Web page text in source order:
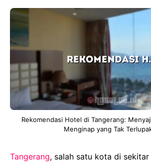
Rekomendasi Hotel di Tangerang:
Menginap yang Tak
Tangerang, salah satu kota di